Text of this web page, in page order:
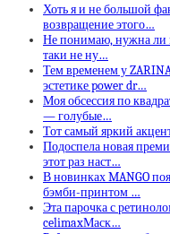
Хоть я и не большой
возвращение этого…
Не понимаю, нужна ли
таки не ну…
Тем временем у
эстетике power dr…
Моя обсессия по
— голубые…
Тот самый яркий
Подоспела новая
этот раз наст…
В новинках MANGO
бэмби-принтом …
Эта парочка с
celimaxМаск…